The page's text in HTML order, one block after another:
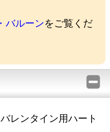
バルーンをご覧くだ
レンタイン用ハート